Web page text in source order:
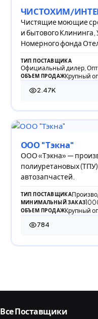
ЧИСТОХИМ/
Чистящие моющие
и бытового
Номерного фонда
ТИП ПОСТАВЩИКА
Официальный дилер,
ОБЪЕМ ПРОДАЖКрупный
2.47K
2 474 просмотра
ООО "Тэкна"
ООО «Тэкна» —
полиуретановых
автозапчастей.
ТИП ПОСТАВЩИКА
МИНИМАЛЬНЫЙ ЗАКАЗ
ОБЪЕМ ПРОДАЖКрупный
784
784 просмотра
Все Поставщики